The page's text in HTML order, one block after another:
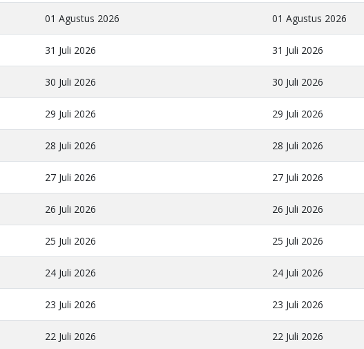
01 Agustus 2026 01 Agustus 2026
31 Juli 2026 31 Juli 2026
30 Juli 2026 30 Juli 2026
29 Juli 2026 29 Juli 2026
28 Juli 2026 28 Juli 2026
27 Juli 2026 27 Juli 2026
26 Juli 2026 26 Juli 2026
25 Juli 2026 25 Juli 2026
24 Juli 2026 24 Juli 2026
23 Juli 2026 23 Juli 2026
22 Juli 2026 22 Juli 2026